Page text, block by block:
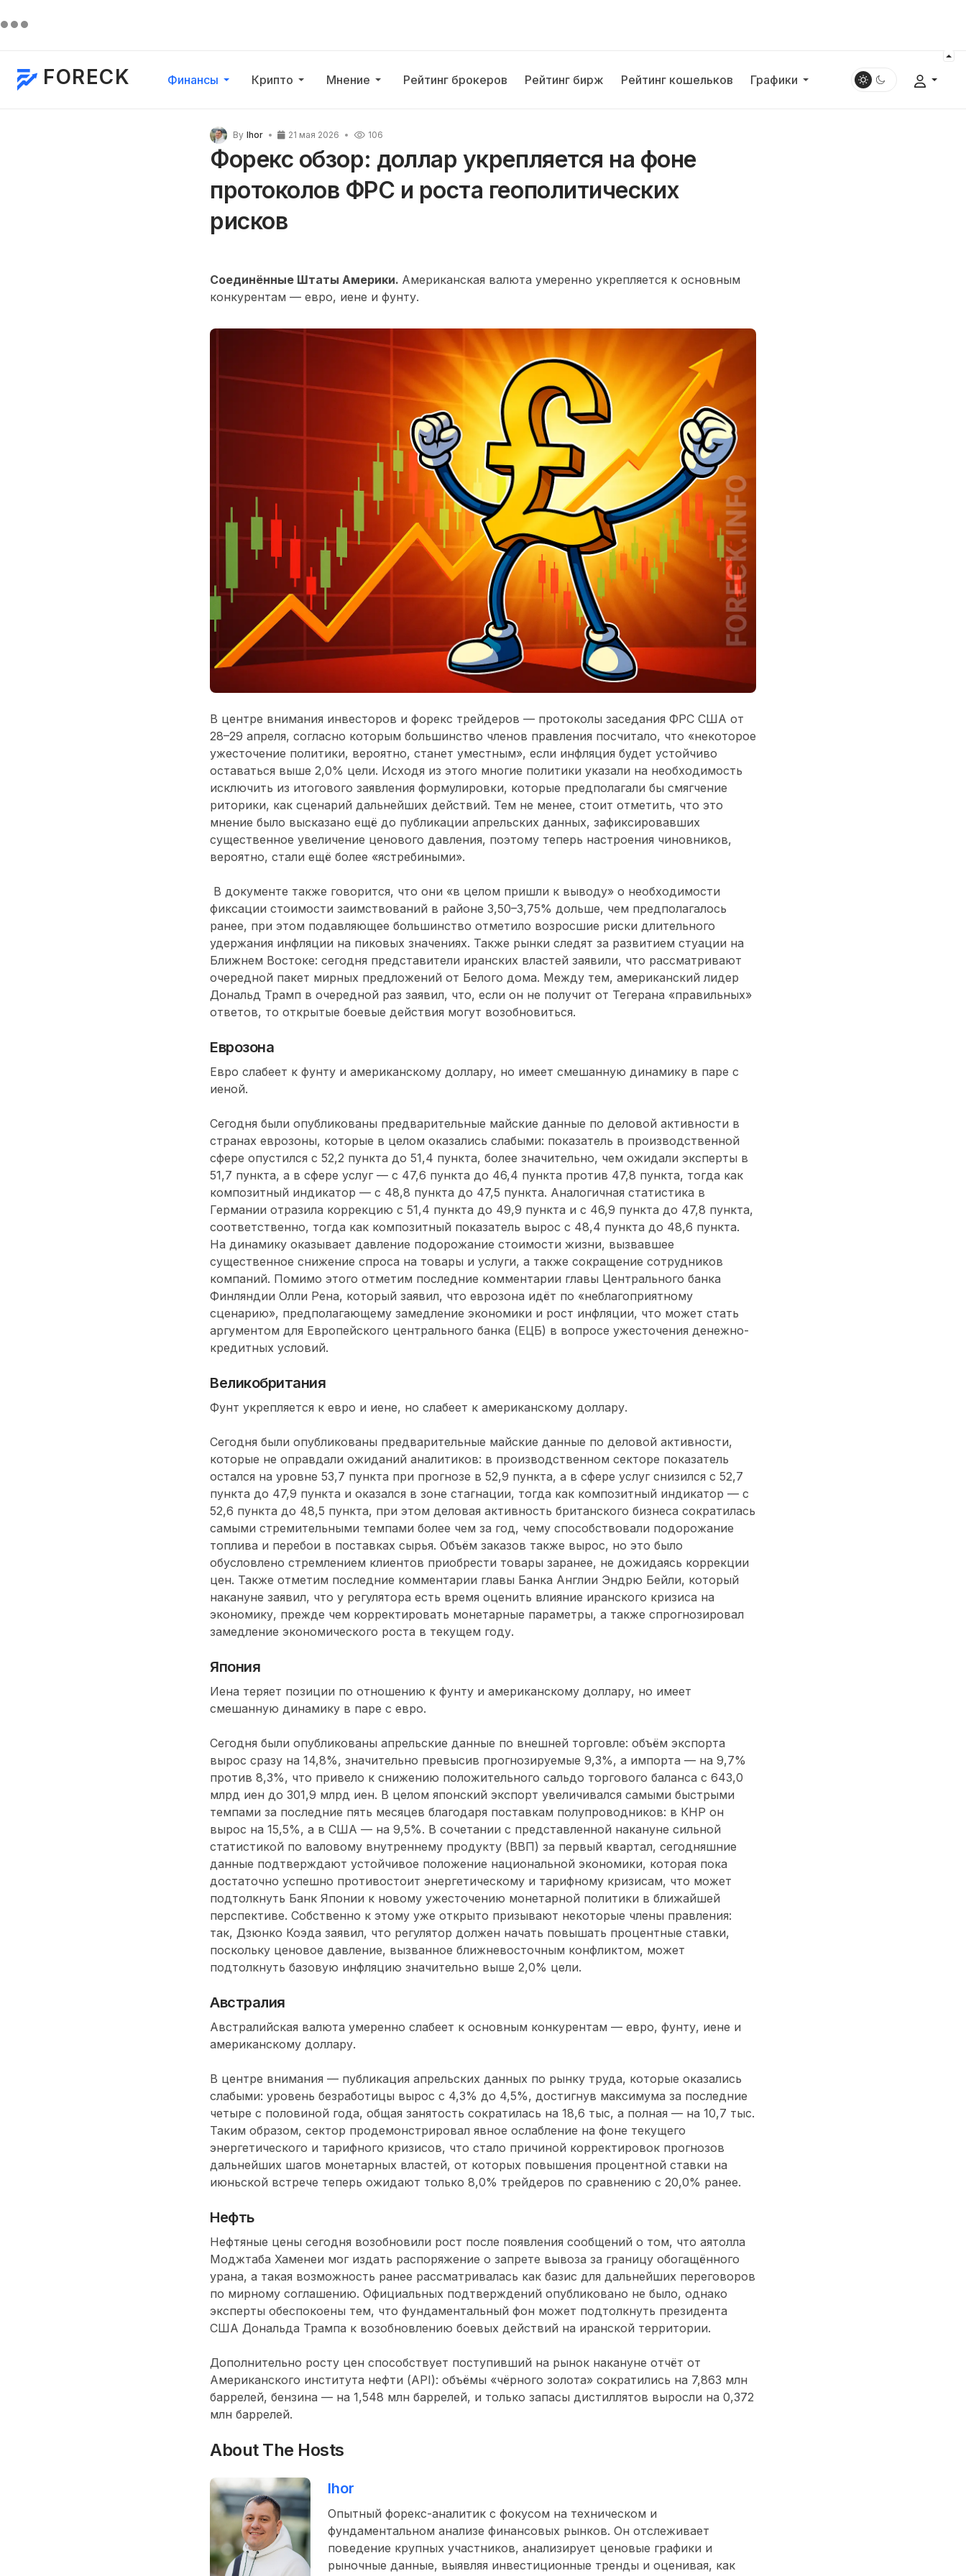
FORECK Финансы Крипто Мнение Рейтинг брокеров Рейтинг бирж Рейтинг кошельков Графики
By Ihor 21 мая 2026 106
Форекс обзор: доллар укрепляется на фоне
протоколов ФРС и роста геополитических
рисков
Соединённые Штаты Америки. Американская валюта умеренно укрепляется к основным
конкурентам — евро, иене и фунту.
В центре внимания инвесторов и форекс трейдеров — протоколы заседания ФРС США от
28–29 апреля, согласно которым большинство членов правления посчитало, что «некоторое
ужесточение политики, вероятно, станет уместным», если инфляция будет устойчиво
оставаться выше 2,0% цели. Исходя из этого многие политики указали на необходимость
исключить из итогового заявления формулировки, которые предполагали бы смягчение
риторики, как сценарий дальнейших действий. Тем не менее, стоит отметить, что это
мнение было высказано ещё до публикации апрельских данных, зафиксировавших
существенное увеличение ценового давления, поэтому теперь настроения чиновников,
вероятно, стали ещё более «ястребиными».
В документе также говорится, что они «в целом пришли к выводу» о необходимости
фиксации стоимости заимствований в районе 3,50–3,75% дольше, чем предполагалось
ранее, при этом подавляющее большинство отметило возросшие риски длительного
удержания инфляции на пиковых значениях. Также рынки следят за развитием стуации на
Ближнем Востоке: сегодня представители иранских властей заявили, что рассматривают
очередной пакет мирных предложений от Белого дома. Между тем, американский лидер
Дональд Трамп в очередной раз заявил, что, если он не получит от Тегерана «правильных»
ответов, то открытые боевые действия могут возобновиться.
Еврозона
Евро слабеет к фунту и американскому доллару, но имеет смешанную динамику в паре с
иеной.
Сегодня были опубликованы предварительные майские данные по деловой активности в
странах еврозоны, которые в целом оказались слабыми: показатель в производственной
сфере опустился с 52,2 пункта до 51,4 пункта, более значительно, чем ожидали эксперты в
51,7 пункта, а в сфере услуг — с 47,6 пункта до 46,4 пункта против 47,8 пункта, тогда как
композитный индикатор — с 48,8 пункта до 47,5 пункта. Аналогичная статистика в
Германии отразила коррекцию с 51,4 пункта до 49,9 пункта и с 46,9 пункта до 47,8 пункта,
соответственно, тогда как композитный показатель вырос с 48,4 пункта до 48,6 пункта.
На динамику оказывает давление подорожание стоимости жизни, вызвавшее
существенное снижение спроса на товары и услуги, а также сокращение сотрудников
компаний. Помимо этого отметим последние комментарии главы Центрального банка
Финляндии Олли Рена, который заявил, что еврозона идёт по «неблагоприятному
сценарию», предполагающему замедление экономики и рост инфляции, что может стать
аргументом для Европейского центрального банка (ЕЦБ) в вопросе ужесточения денежно-
кредитных условий.
Великобритания
Фунт укрепляется к евро и иене, но слабеет к американскому доллару.
Сегодня были опубликованы предварительные майские данные по деловой активности,
которые не оправдали ожиданий аналитиков: в производственном секторе показатель
остался на уровне 53,7 пункта при прогнозе в 52,9 пункта, а в сфере услуг снизился с 52,7
пункта до 47,9 пункта и оказался в зоне стагнации, тогда как композитный индикатор — с
52,6 пункта до 48,5 пункта, при этом деловая активность британского бизнеса сократилась
самыми стремительными темпами более чем за год, чему способствовали подорожание
топлива и перебои в поставках сырья. Объём заказов также вырос, но это было
обусловлено стремлением клиентов приобрести товары заранее, не дожидаясь коррекции
цен. Также отметим последние комментарии главы Банка Англии Эндрю Бейли, который
накануне заявил, что у регулятора есть время оценить влияние иранского кризиса на
экономику, прежде чем корректировать монетарные параметры, а также спрогнозировал
замедление экономического роста в текущем году.
Япония
Иена теряет позиции по отношению к фунту и американскому доллару, но имеет
смешанную динамику в паре с евро.
Сегодня были опубликованы апрельские данные по внешней торговле: объём экспорта
вырос сразу на 14,8%, значительно превысив прогнозируемые 9,3%, а импорта — на 9,7%
против 8,3%, что привело к снижению положительного сальдо торгового баланса с 643,0
млрд иен до 301,9 млрд иен. В целом японский экспорт увеличивался самыми быстрыми
темпами за последние пять месяцев благодаря поставкам полупроводников: в КНР он
вырос на 15,5%, а в США — на 9,5%. В сочетании с представленной накануне сильной
статистикой по валовому внутреннему продукту (ВВП) за первый квартал, сегодняшние
данные подтверждают устойчивое положение национальной экономики, которая пока
достаточно успешно противостоит энергетическому и тарифному кризисам, что может
подтолкнуть Банк Японии к новому ужесточению монетарной политики в ближайшей
перспективе. Собственно к этому уже открыто призывают некоторые члены правления:
так, Дзюнко Коэда заявил, что регулятор должен начать повышать процентные ставки,
поскольку ценовое давление, вызванное ближневосточным конфликтом, может
подтолкнуть базовую инфляцию значительно выше 2,0% цели.
Австралия
Австралийская валюта умеренно слабеет к основным конкурентам — евро, фунту, иене и
американскому доллару.
В центре внимания — публикация апрельских данных по рынку труда, которые оказались
слабыми: уровень безработицы вырос с 4,3% до 4,5%, достигнув максимума за последние
четыре с половиной года, общая занятость сократилась на 18,6 тыс, а полная — на 10,7 тыс.
Таким образом, сектор продемонстрировал явное ослабление на фоне текущего
энергетического и тарифного кризисов, что стало причиной корректировок прогнозов
дальнейших шагов монетарных властей, от которых повышения процентной ставки на
июньской встрече теперь ожидают только 8,0% трейдеров по сравнению с 20,0% ранее.
Нефть
Нефтяные цены сегодня возобновили рост после появления сообщений о том, что аятолла
Моджтаба Хаменеи мог издать распоряжение о запрете вывоза за границу обогащённого
урана, а такая возможность ранее рассматривалась как базис для дальнейших переговоров
по мирному соглашению. Официальных подтверждений опубликовано не было, однако
эксперты обеспокоены тем, что фундаментальный фон может подтолкнуть президента
США Дональда Трампа к возобновлению боевых действий на иранской территории.
Дополнительно росту цен способствует поступивший на рынок накануне отчёт от
Американского института нефти (API): объёмы «чёрного золота» сократились на 7,863 млн
баррелей, бензина — на 1,548 млн баррелей, и только запасы дистиллятов выросли на 0,372
млн баррелей.
About The Hosts
Ihor
Опытный форекс-аналитик с фокусом на техническом и
фундаментальном анализе финансовых рынков. Он отслеживает
поведение крупных участников, анализирует ценовые графики и
рыночные данные, выявляя инвестиционные тренды и оценивая, как